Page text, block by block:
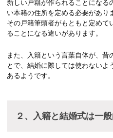
新しい戸籍が作られることになる
い本籍の住所を定める必要があり
その戸籍筆頭者がもともと定めて
ることになる違いがあります。
また、入籍という言葉自体が、昔
とで、結婚に際しては使わないよ
あるようです。
２、入籍と結婚式は一